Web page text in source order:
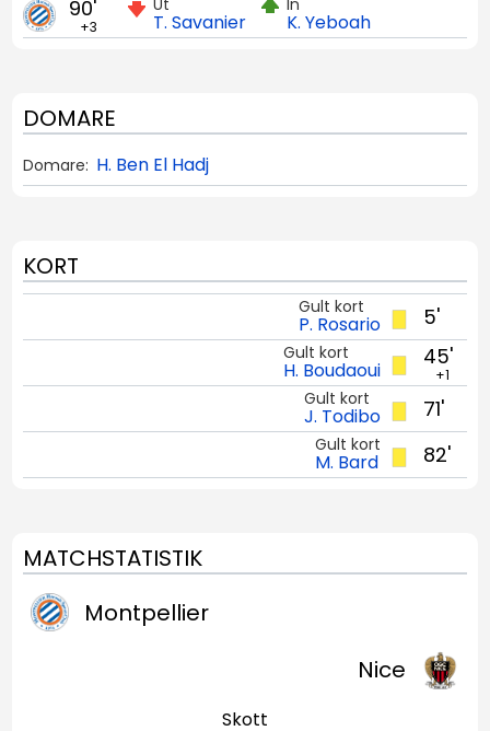
T. Savanier K. Yeboah
90'
+3
DOMARE
Domare: H. Ben El Hadj
KORT
5'
Gult kort
P. Rosario
45'
+1
Gult kort
H. Boudaoui
71'
Gult kort
J. Todibo
82'
Gult kort
M. Bard
MATCHSTATISTIK
Montpellier
Nice
Skott